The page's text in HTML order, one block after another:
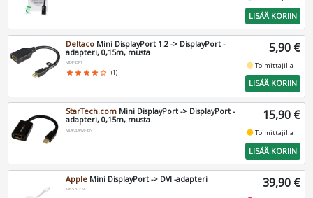
LISÄÄ KORIIN
Deltaco Mini DisplayPort 1.2 -> DisplayPort -
adapteri, 0,15m, musta
MDP-DP1
star star star star star_border (1)
5,90 €
fiber_manual_recordToimittajilla
LISÄÄ KORIIN
StarTech.com Mini DisplayPort -> DisplayPort -
adapteri, 0,15m, musta
MDP2DPMF6IN
15,90 €
fiber_manual_recordToimittajilla
LISÄÄ KORIIN
Apple Mini DisplayPort -> DVI -adapteri
MB570Z/A 39,90 €